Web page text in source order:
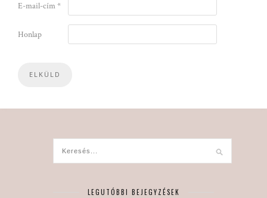
E-mail-cím*
Honlap
LEGUTÓBBI BEJEGYZÉSEK